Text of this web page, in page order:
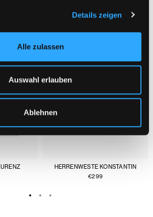
Details zeigen
Alle zulassen
Auswahl erlauben
Ablehnen
HERRENWESTE KONSTANTIN
€299